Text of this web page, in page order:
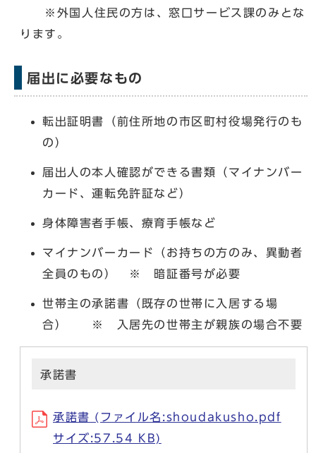
※外国人住民の方は、窓口サービス課のみとな
ります。
届出に必要なもの
転出証明書（前住所地の市区町村役場発行のも
の）
届出人の本人確認ができる書類（マイナンバー
カード、運転免許証など）
身体障害者手帳、療育手帳など
マイナンバーカード（お持ちの方のみ、異動者
全員のもの） ※ 暗証番号が必要
世帯主の承諾書（既存の世帯に入居する場
合） ※ 入居先の世帯主が親族の場合不要
承諾書
承諾書 (ファイル名:shoudakusho.pdf
サイズ:57.54 KB)